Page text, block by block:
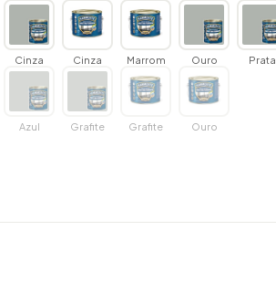
Cinza Cinza Marrom Ouro Prata
Azul Grafite Grafite Ouro